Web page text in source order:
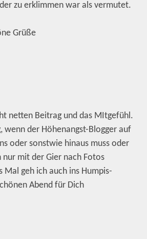
zu erklimmen war als vermutet.
Grüße
netten Beitrag und das MItgefühl.
wenn der Höhenangst-Blogger auf
oder sonstwie hinaus muss oder
nur mit der Gier nach Fotos
Mal geh ich auch ins Humpis-
Abend für Dich